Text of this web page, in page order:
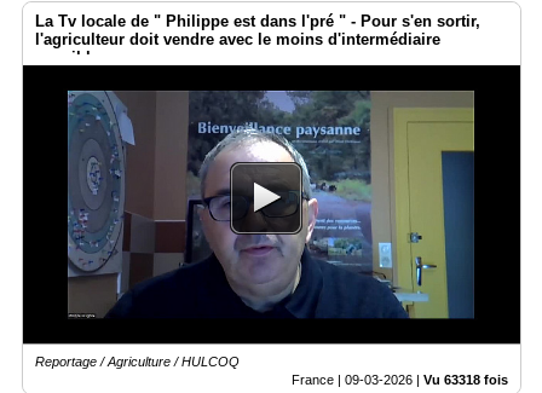
La Tv locale de " Philippe est dans l'pré " - Pour s'en sortir,
l'agriculteur doit vendre avec le moins d'intermédiaire
possible
Reportage / Agriculture / HULCOQ
France | 09-03-2026 Vu 63318 fois